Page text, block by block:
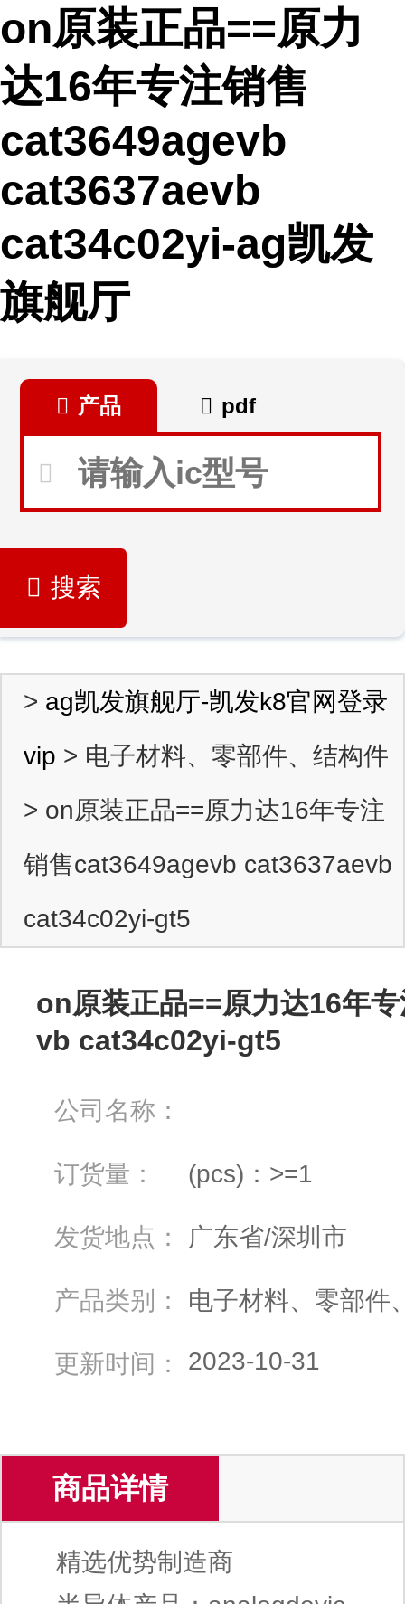
on原装正品==原力
达16年专注销售
cat3649agevb
cat3637aevb
cat34c02yi-ag凯发
旗舰厅
产品 pdf
搜索
> ag凯发旗舰厅-凯发k8官网登录
vip > 电子材料、零部件、结构件
> on原装正品==原力达16年专注
销售cat3649agevb cat3637aevb
cat34c02yi-gt5
on原装正品==原力达16年
vb cat34c02yi-gt5
公司名称：
订货量： (pcs)：>=1
发货地点： 广东省/深圳市
产品类别： 电子材料、零部件
更新时间： 2023-10-31
商品详情
精选优势制造商